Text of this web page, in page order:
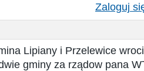
Zaloguj
Lipiany i Przelewice
gminy za rządow pana